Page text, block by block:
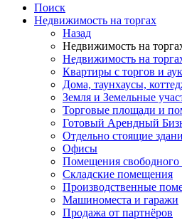
Поиск
Недвижимость на торгах
Назад
Недвижимость на
Недвижимость на
Квартиры с торгов и
Дома, таунхаусы,
Земля и Земельные
Торговые площади и
Готовый Арендный
Отдельно стоящие
Офисы
Помещения свободного
Складские помещения
Производственные
Машиноместа и гаражи
Продажа от партнёров